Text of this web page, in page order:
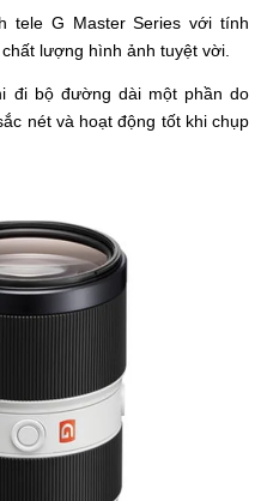
tele G Master Series với tính
lượng hình ảnh tuyệt vời.
đi bộ đường dài một phần do
nét và hoạt động tốt khi chụp